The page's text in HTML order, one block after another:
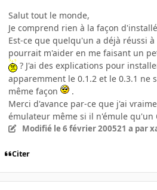
Salut tout le monde,
Je comprend rien à la façon d'installé
Est-ce que quelqu'un a déjà réussi à
pourrait m'aider en me faisant un
? J'ai des explications pour
apparemment le 0.1.2 et le 0.3.1 ne
même façon
.
Merci d'avance par-ce que j'ai
émulateur même si il n'émule qu'un
Modifié le 6 février 200521 a par
Citer